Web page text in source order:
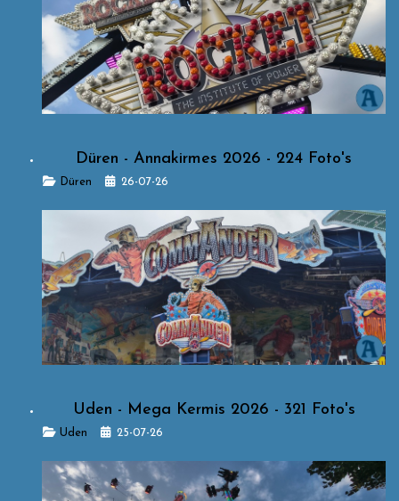
Düren - Annakirmes 2026 - 224 Foto's
Details
Düren 26-07-26
Uden - Mega Kermis 2026 - 321 Foto's
Details
Uden 25-07-26